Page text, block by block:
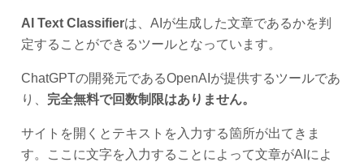
AI Text Classifierは、AIが生成した文章であるかを判
定することができるツールとなっています。
ChatGPTの開発元であるOpenAIが提供するツールであ
り、 完全無料で回数制限はありません。
サイトを開くとテキストを入力する箇所が出てきま
す。ここに文字を入力することによって文章がAIによ